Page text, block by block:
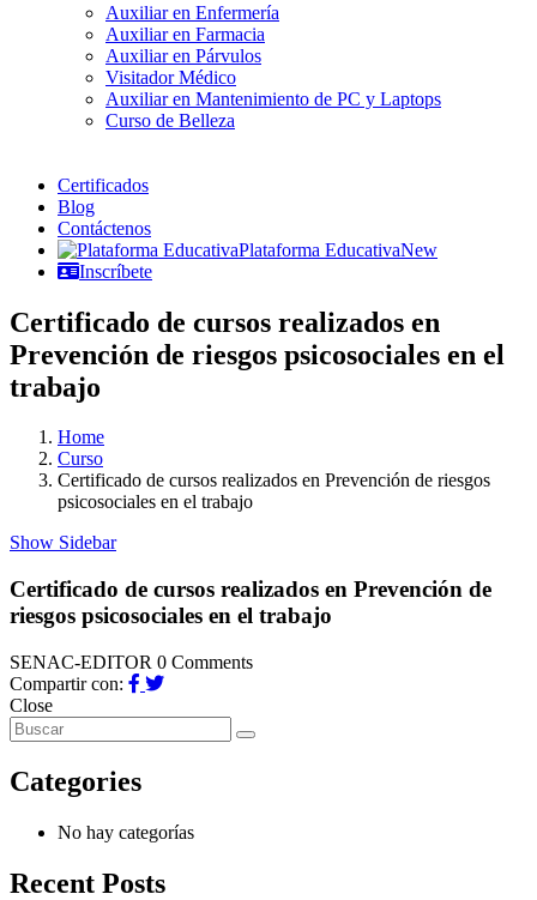
Auxiliar en Enfermería
Auxiliar en Farmacia
Auxiliar en Párvulos
Visitador Médico
Auxiliar en Mantenimiento de PC y Laptops
Curso de Belleza
Certificados
Blog
Contáctenos
Plataforma EducativaNew
Inscríbete
Certificado de cursos realizados en
Prevención de riesgos psicosociales en el
trabajo
Home
Curso
Certificado de cursos realizados en Prevención de riesgos
psicosociales en el trabajo
Show Sidebar
Certificado de cursos realizados en Prevención de
riesgos psicosociales en el trabajo
SENAC-EDITOR 0 Comments
Compartir con:
Close
Categories
No hay categorías
Recent Posts